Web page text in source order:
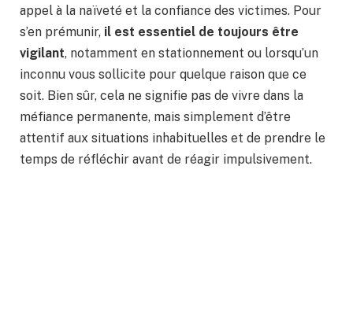
appel à la naïveté et la confiance des victimes. Pour
s’en prémunir, il est essentiel de toujours être
vigilant, notamment en stationnement ou lorsqu’un
inconnu vous sollicite pour quelque raison que ce
soit. Bien sûr, cela ne signifie pas de vivre dans la
méfiance permanente, mais simplement d’être
attentif aux situations inhabituelles et de prendre le
temps de réfléchir avant de réagir impulsivement.